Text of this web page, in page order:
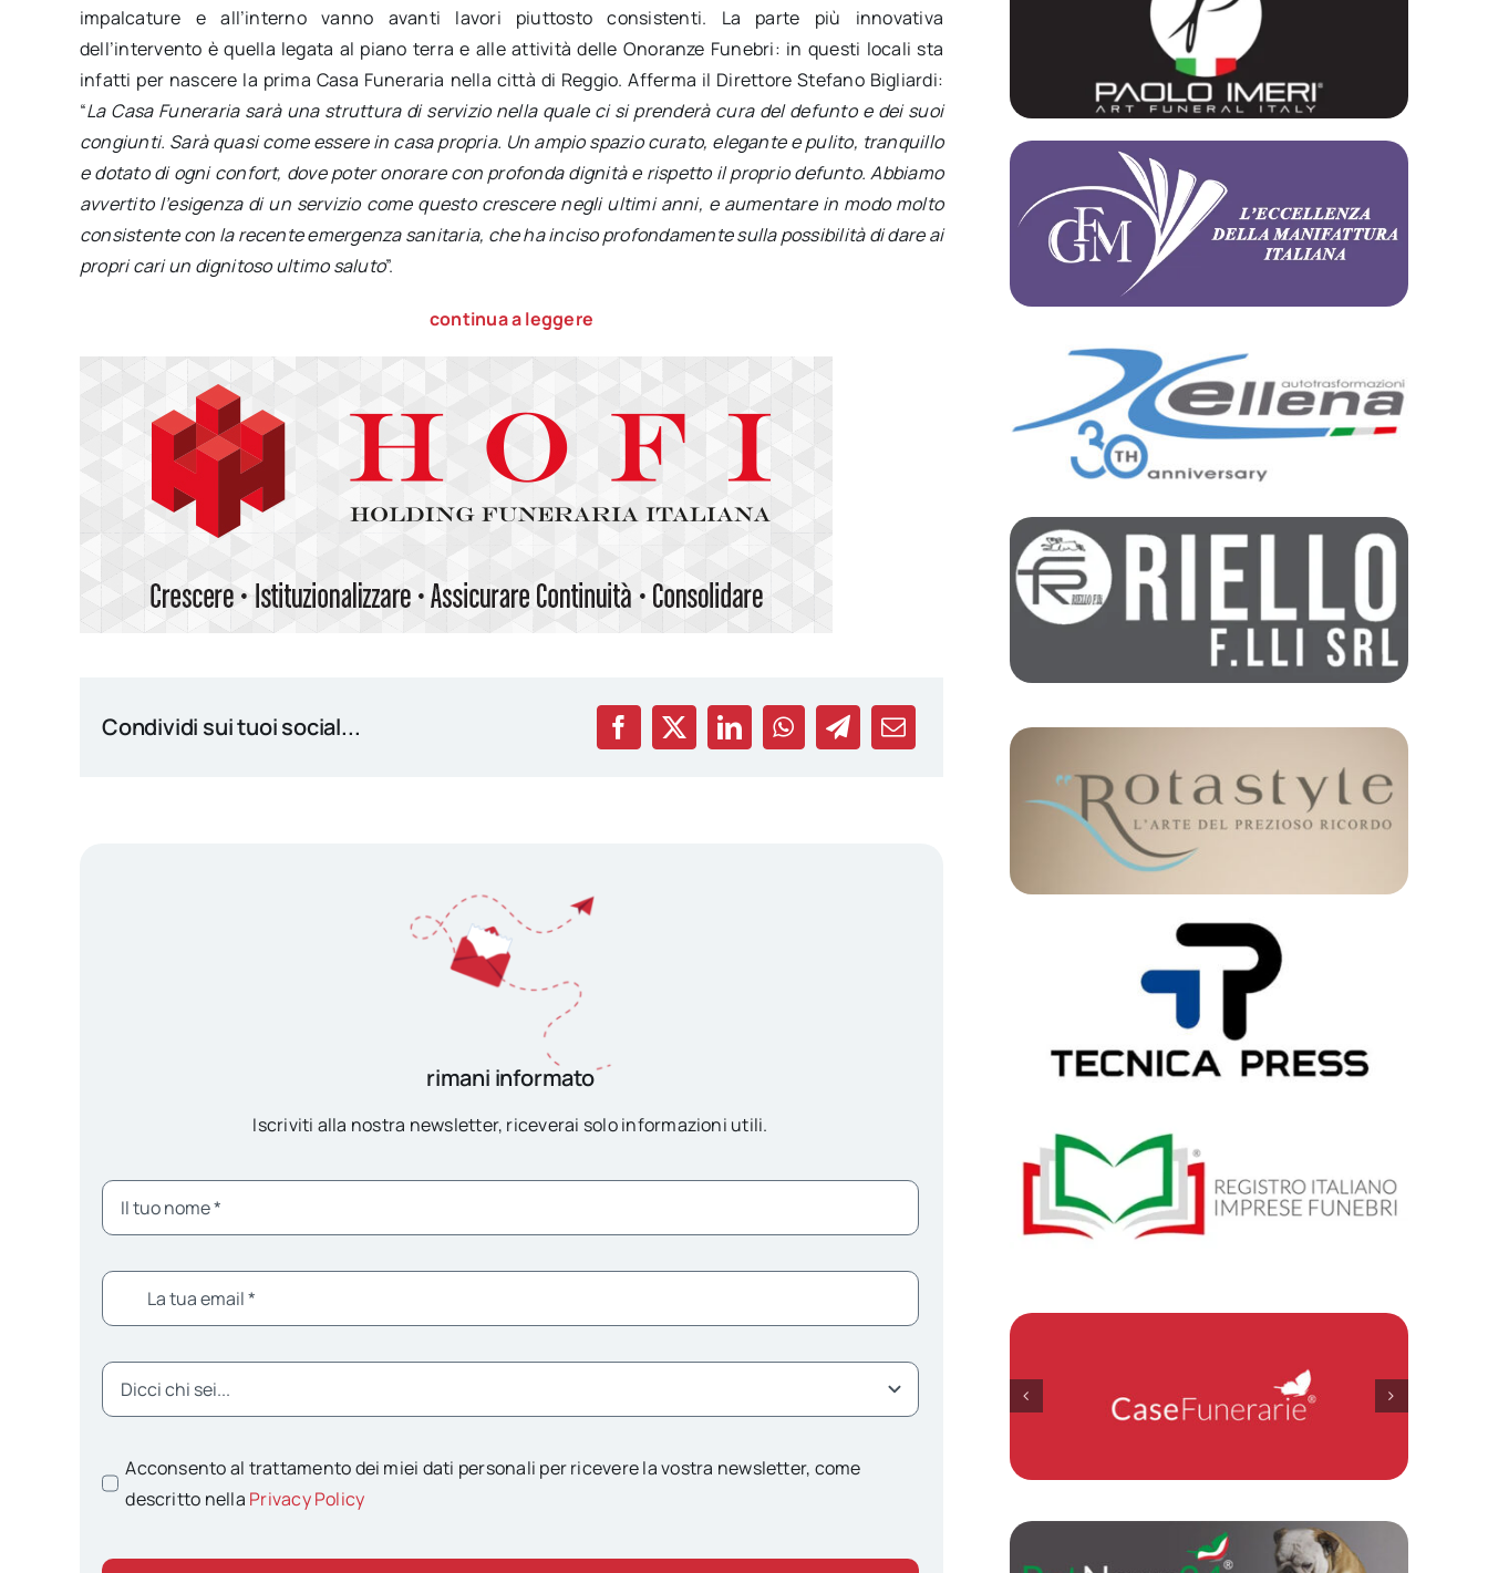
impalcature e all’interno vanno avanti lavori piuttosto consistenti. La parte più innovativa
dell’intervento è quella legata al piano terra e alle attività delle Onoranze Funebri: in questi locali sta
infatti per nascere la prima Casa Funeraria nella città di Reggio. Afferma il Direttore Stefano Bigliardi:
“La Casa Funeraria sarà una struttura di servizio nella quale ci si prenderà cura del defunto e dei suoi
congiunti. Sarà quasi come essere in casa propria. Un ampio spazio curato, elegante e pulito, tranquillo
e dotato di ogni confort, dove poter onorare con profonda dignità e rispetto il proprio defunto. Abbiamo
avvertito l’esigenza di un servizio come questo crescere negli ultimi anni, e aumentare in modo molto
consistente con la recente emergenza sanitaria, che ha inciso profondamente sulla possibilità di dare ai
propri cari un dignitoso ultimo saluto”.
continua a leggere
Condividi sui tuoi social...
rimani informato
Iscriviti alla nostra newsletter, riceverai solo informazioni utili.
Acconsento al trattamento dei miei dati personali per ricevere la vostra newsletter, come
descritto nella Privacy Policy